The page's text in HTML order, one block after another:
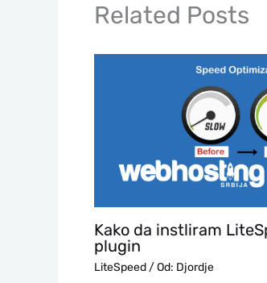
Related Posts
Kako da instliram
plugin
LiteSpeed/ Od: Djordje